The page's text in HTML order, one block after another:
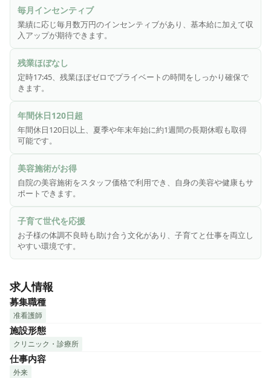
患者様はもちろん、そこで働くスタッフ全員が気持ちよく働
けるような地域一番の環境・好待遇を目指しております。
そういった背景から、働いているスタッフの方々が生き生き
と業務に取り組めるように以下の制度を取り入れておりま
す。
1日の外来患者数は100名程度で患者様も婦人科・産婦人科50
名程度、美容皮膚科も50名程度とほぼ同じです！
＼シュシュレディースクリニックで働くメリット／
✓ 業績に応じたインセンティブ制度（毎月基本給と別に数万
円支給）
✓ 美容施術がほぼ原価の”スタッフ価格”で受けられる
✓ 毎月表彰制度あり（様々な特典があります）
✓ 残業ほぼ０
✓ 資格習得支援制度あり
✓ 子育て世代の働き方に寄り添った労働環境（お子様の急な
体調不良やお迎え等にも皆で助け合う文化があります）
年間休日120日以上とお休みも多くあり、ゴールデンウィー
クや夏季休暇、年末年始など約1週間長期休暇が取れるので、
ぜひ、ご応募ください！
毎月インセンティブ
業績に応じ毎月数万円のインセンティブがあり、基本給に加えて収
入アップが期待できます。
残業ほぼなし
定時17:45、残業ほぼゼロでプライベートの時間をしっかり確保で
きます。
年間休日120日超
年間休日120日以上、夏季や年末年始に約1週間の長期休暇も取得
可能です。
美容施術がお得
自院の美容施術をスタッフ価格で利用でき、自身の美容や健康もサ
ポートできます。
子育て世代を応援
お子様の体調不良時も助け合う文化があり、子育てと仕事を両立し
やすい環境です。
求人情報
募集職種
准看護師
施設形態
クリニック・診療所
仕事内容
外来